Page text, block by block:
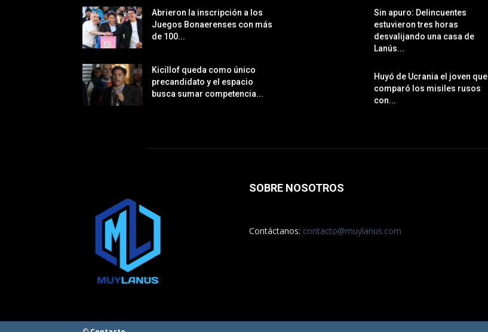
Abrieron la inscripción a los
Juegos Bonaerenses con más
de 100...
Kicillof queda como único
precandidato y el espacio
busca sumar competencia...
Sin apuro: Delincuentes
estuvieron tres horas
desvalijando una casa de
Lanús...
Huyó de Ucrania el joven que
comparó los misiles rusos
con...
SOBRE NOSOTROS
Contáctanos: contacto@muylanus.com